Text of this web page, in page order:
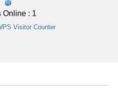
Online : 1
Visitor Counter